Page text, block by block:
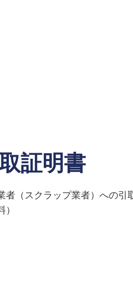
証明書
者（スクラップ業者）への引